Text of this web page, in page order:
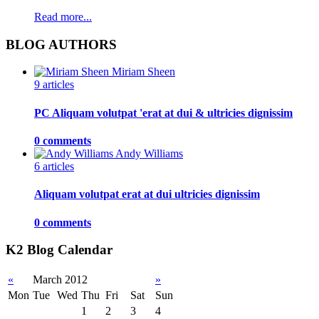
Read more...
BLOG AUTHORS
Miriam Sheen
9 articles
PC Aliquam volutpat 'erat at dui & ultricies dignissim
0 comments
Andy Williams
6 articles
Aliquam volutpat erat at dui ultricies dignissim
0 comments
K2 Blog Calendar
« March 2012
»
Mon Tue Wed Thu Fri Sat
Sun
1
2 3
4